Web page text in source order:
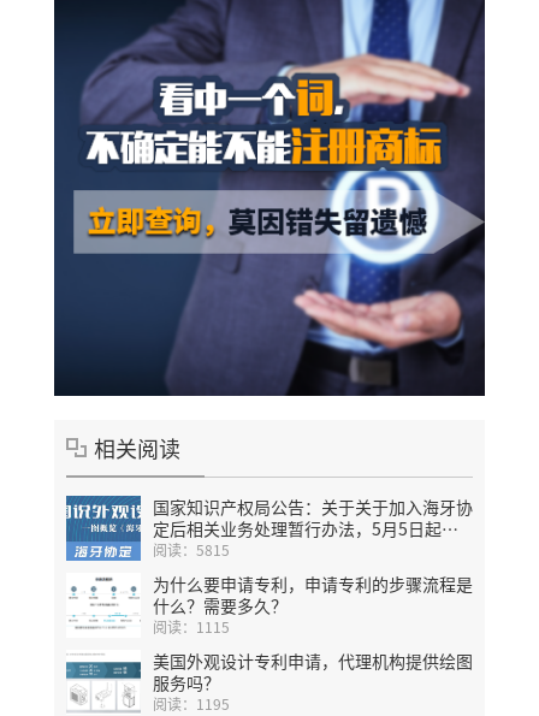
相关阅读
国家知识产权局公告：关于关于加入海牙协
定后相关业务处理暂行办法，5月5日起施
行！
阅读：5815
为什么要申请专利，申请专利的步骤流程是
什么？需要多久？
阅读：1115
美国外观设计专利申请，代理机构提供绘图
服务吗？
阅读：1195